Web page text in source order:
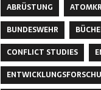
ABRÜSTUNG
BUNDESWEHR
CONFLICT STUDIES